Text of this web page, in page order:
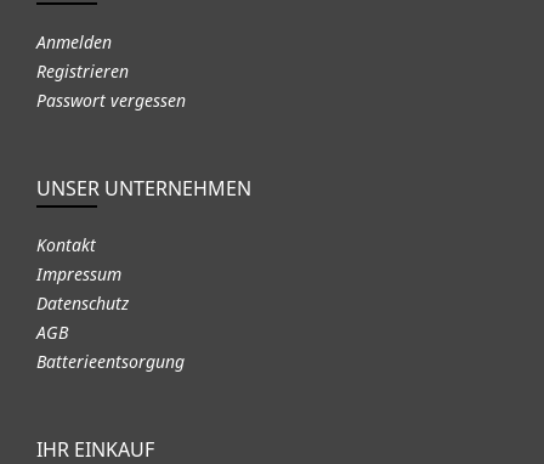
Anmelden
Registrieren
Passwort vergessen
UNSER UNTERNEHMEN
Kontakt
Impressum
Datenschutz
AGB
Batterieentsorgung
IHR EINKAUF